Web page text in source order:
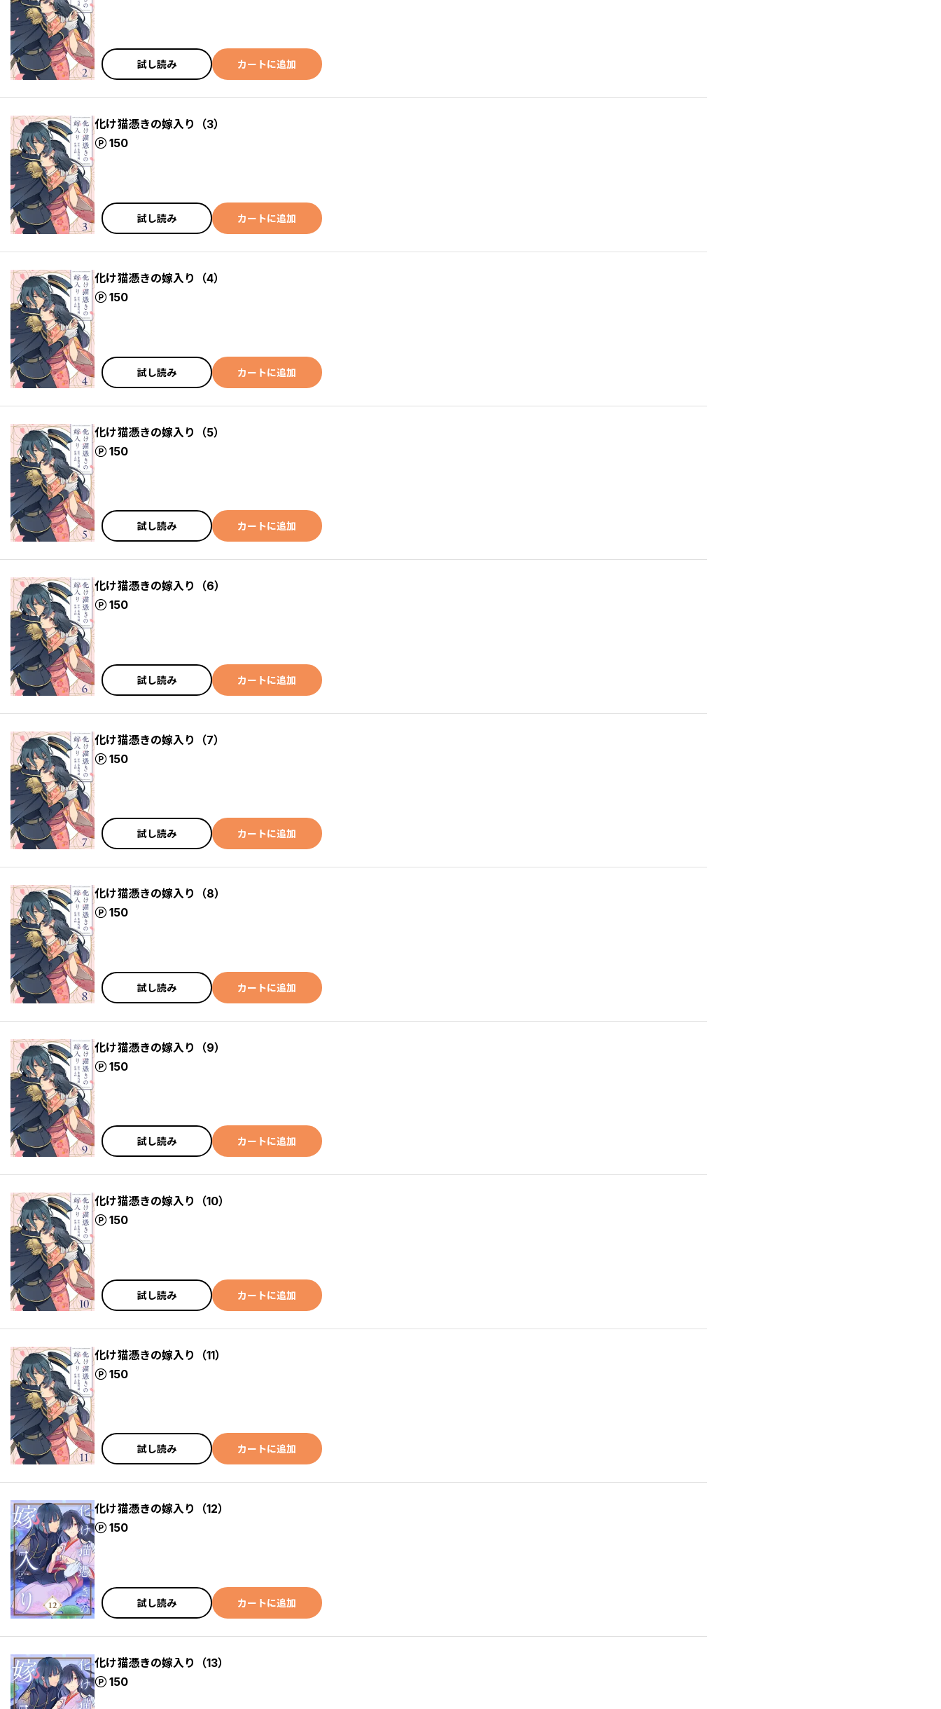
試し読み カートに追加
化け猫憑きの嫁入り（3）
150
ポイント
試し読み カートに追加
化け猫憑きの嫁入り（4）
150
ポイント
試し読み カートに追加
化け猫憑きの嫁入り（5）
150
ポイント
試し読み カートに追加
化け猫憑きの嫁入り（6）
150
ポイント
試し読み カートに追加
化け猫憑きの嫁入り（7）
150
ポイント
試し読み カートに追加
化け猫憑きの嫁入り（8）
150
ポイント
試し読み カートに追加
化け猫憑きの嫁入り（9）
150
ポイント
試し読み カートに追加
化け猫憑きの嫁入り（10）
150
ポイント
試し読み カートに追加
化け猫憑きの嫁入り（11）
150
ポイント
試し読み カートに追加
化け猫憑きの嫁入り（12）
150
ポイント
試し読み カートに追加
化け猫憑きの嫁入り（13）
150
ポイント